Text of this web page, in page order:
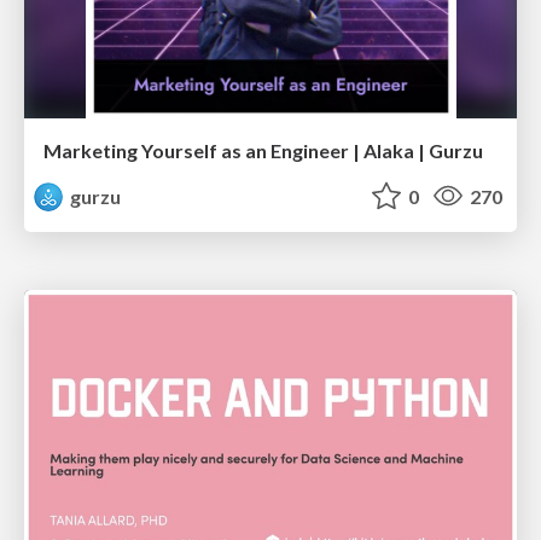
Marketing Yourself as an Engineer | Alaka | Gurzu
gurzu
0 270